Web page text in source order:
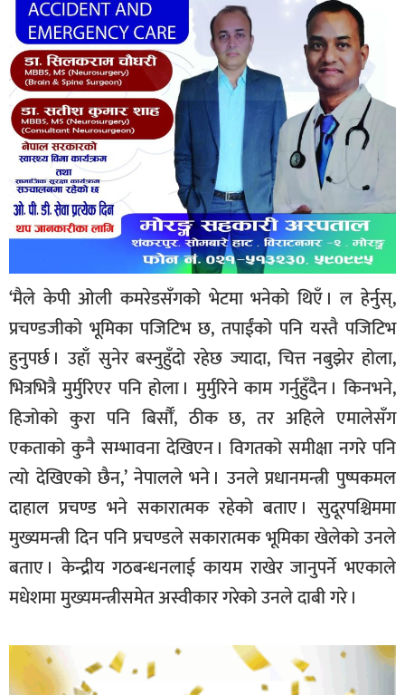
‘मैले केपी ओली कमरेडसँगको भेटमा भनेको थिएँ । ल हेर्नुस्,
प्रचण्डजीको भूमिका पजिटिभ छ, तपाईंको पनि यस्तै पजिटिभ
हुनुपर्छ । उहाँ सुनेर बस्नुहुँदो रहेछ ज्यादा, चित्त नबुझेर होला,
भित्रभित्रै मुर्मुरिएर पनि होला । मुर्मुरिने काम गर्नुहुँदैन । किनभने,
हिजोको कुरा पनि बिर्सौँ, ठीक छ, तर अहिले एमालेसँग
एकताको कुनै सम्भावना देखिएन । विगतको समीक्षा नगरे पनि
त्यो देखिएको छैन,’ नेपालले भने । उनले प्रधानमन्त्री पुष्पकमल
दाहाल प्रचण्ड भने सकारात्मक रहेको बताए । सुदूरपश्चिममा
मुख्यमन्त्री दिन पनि प्रचण्डले सकारात्मक भूमिका खेलेको उनले
बताए । केन्द्रीय गठबन्धनलाई कायम राखेर जानुपर्ने भएकाले
मधेशमा मुख्यमन्त्रीसमेत अस्वीकार गरेको उनले दाबी गरे ।